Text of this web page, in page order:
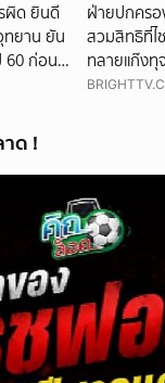
รผิด ยินดี
ทยาน ยัน
60 ก่อน
ฝ่ายปกครอ
สวมสิทธิที่ไ
ทลายแก๊งทุ
แม่สอด
ด !